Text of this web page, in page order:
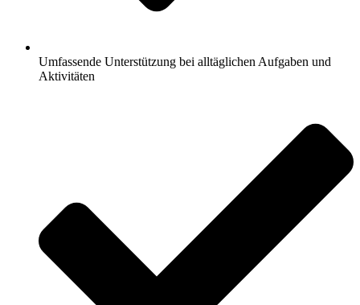
Umfassende Unterstützung bei alltäglichen Aufgaben und
Aktivitäten